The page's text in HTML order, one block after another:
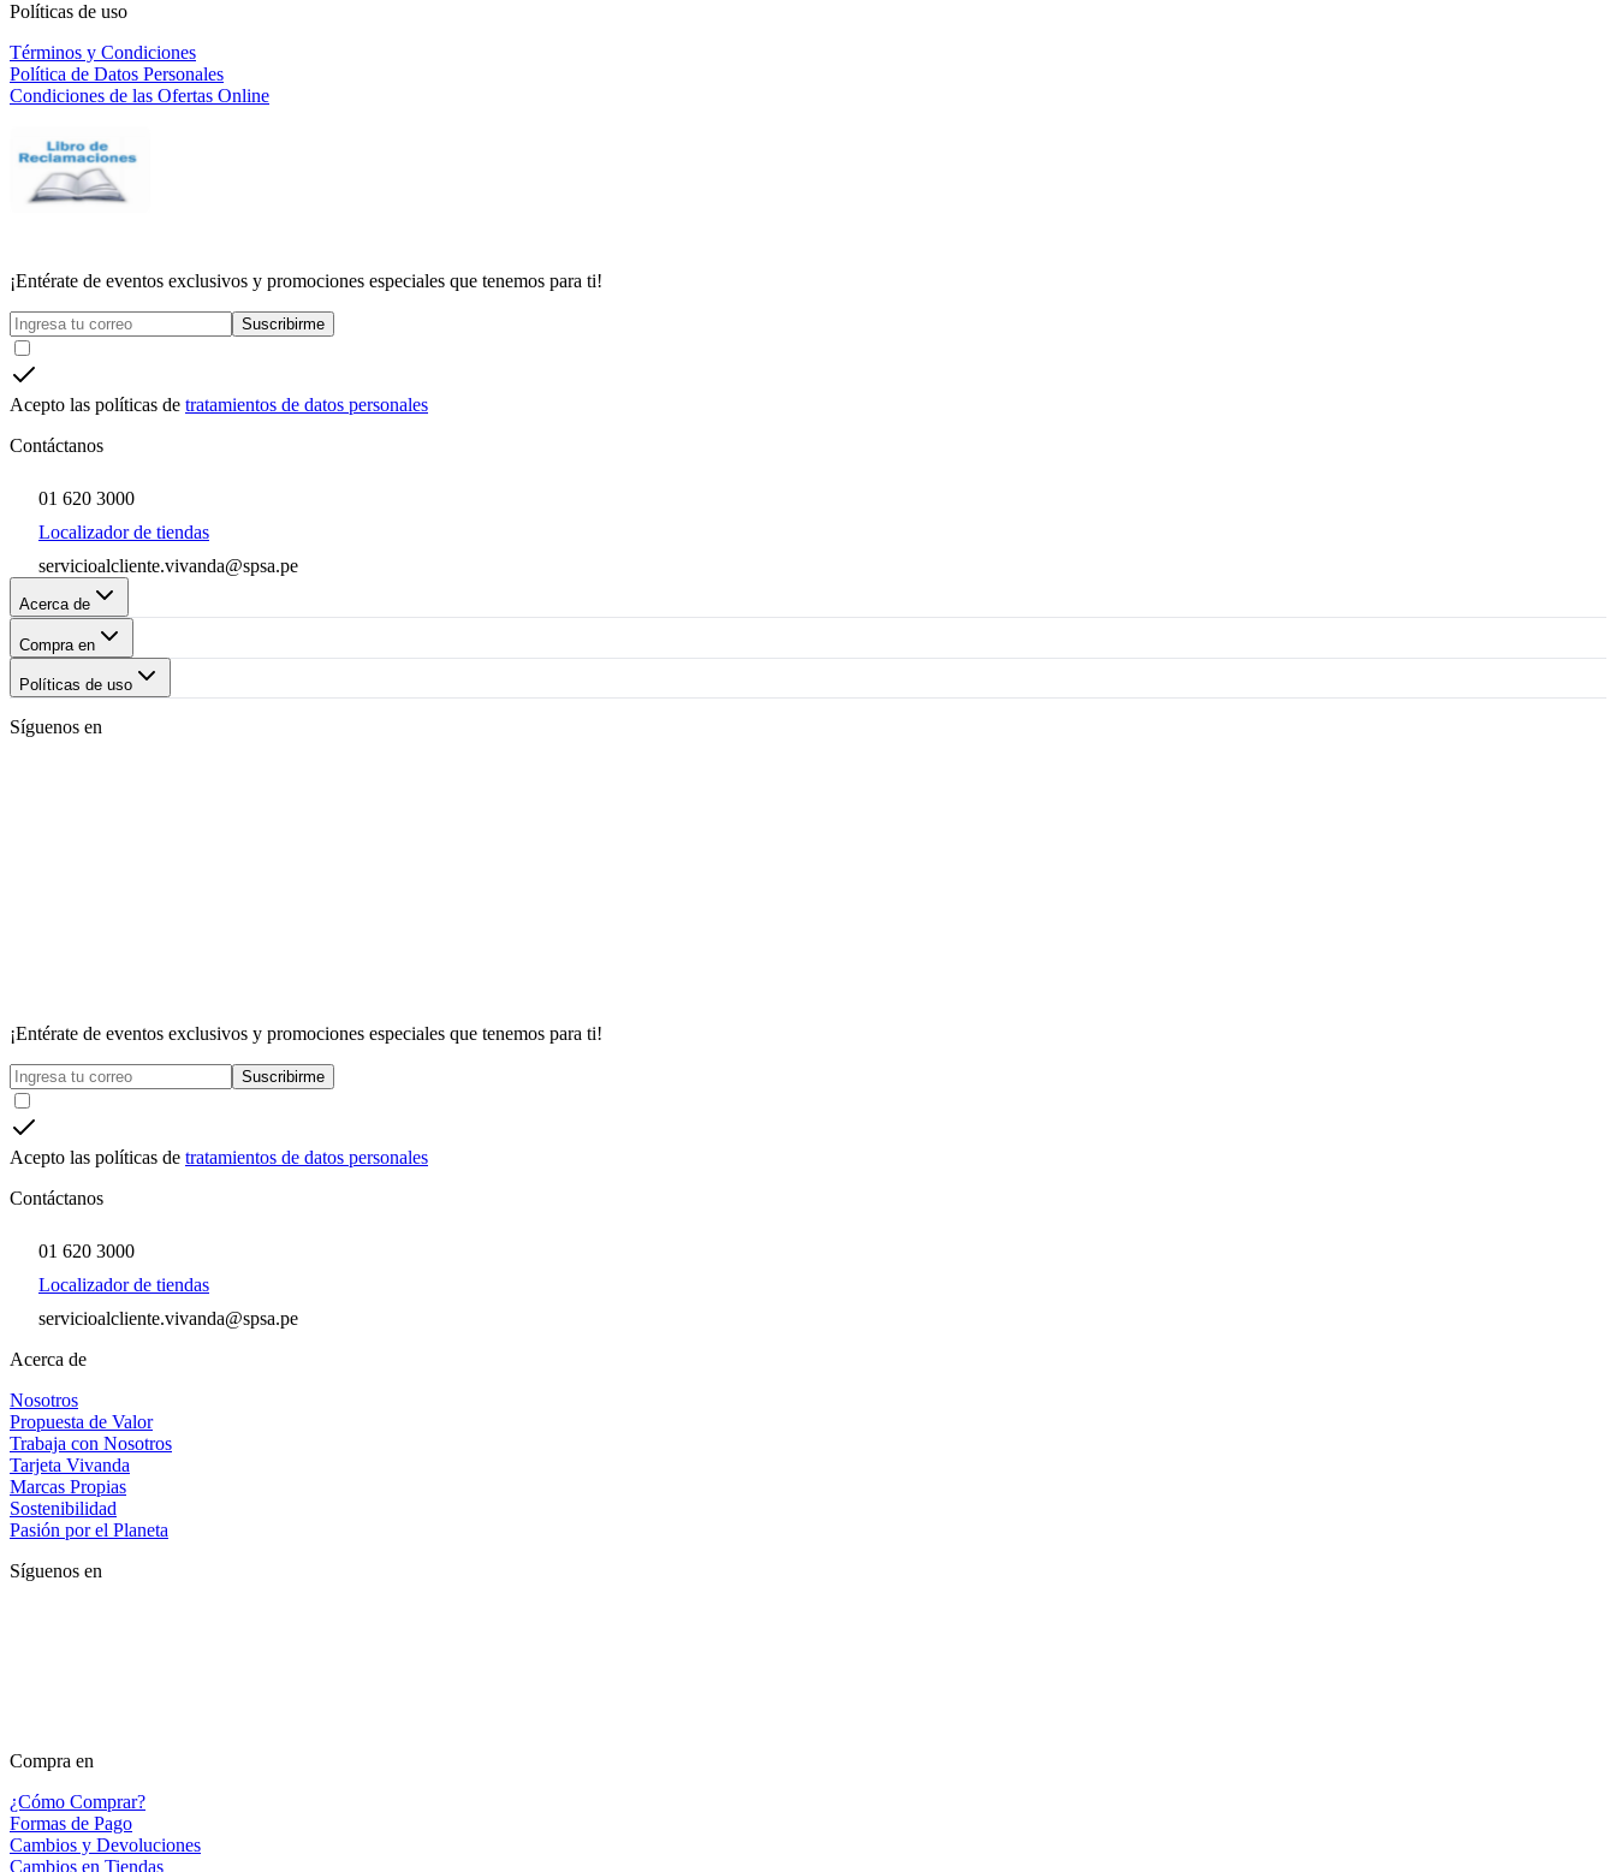
Políticas de uso
Términos y Condiciones
Política de Datos Personales
Condiciones de las Ofertas Online
¡Entérate de eventos exclusivos y promociones especiales que tenemos para ti!
Suscribirme
Acepto las políticas de tratamientos de datos personales
Contáctanos
01 620 3000
Localizador de tiendas
servicioalcliente.vivanda@spsa.pe
Acerca de
Compra en
Políticas de uso
Síguenos en
¡Entérate de eventos exclusivos y promociones especiales que tenemos para ti!
Suscribirme
Acepto las políticas de tratamientos de datos personales
Contáctanos
01 620 3000
Localizador de tiendas
servicioalcliente.vivanda@spsa.pe
Acerca de
Nosotros
Propuesta de Valor
Trabaja con Nosotros
Tarjeta Vivanda
Marcas Propias
Sostenibilidad
Pasión por el Planeta
Síguenos en
Compra en
¿Cómo Comprar?
Formas de Pago
Cambios y Devoluciones
Cambios en Tiendas